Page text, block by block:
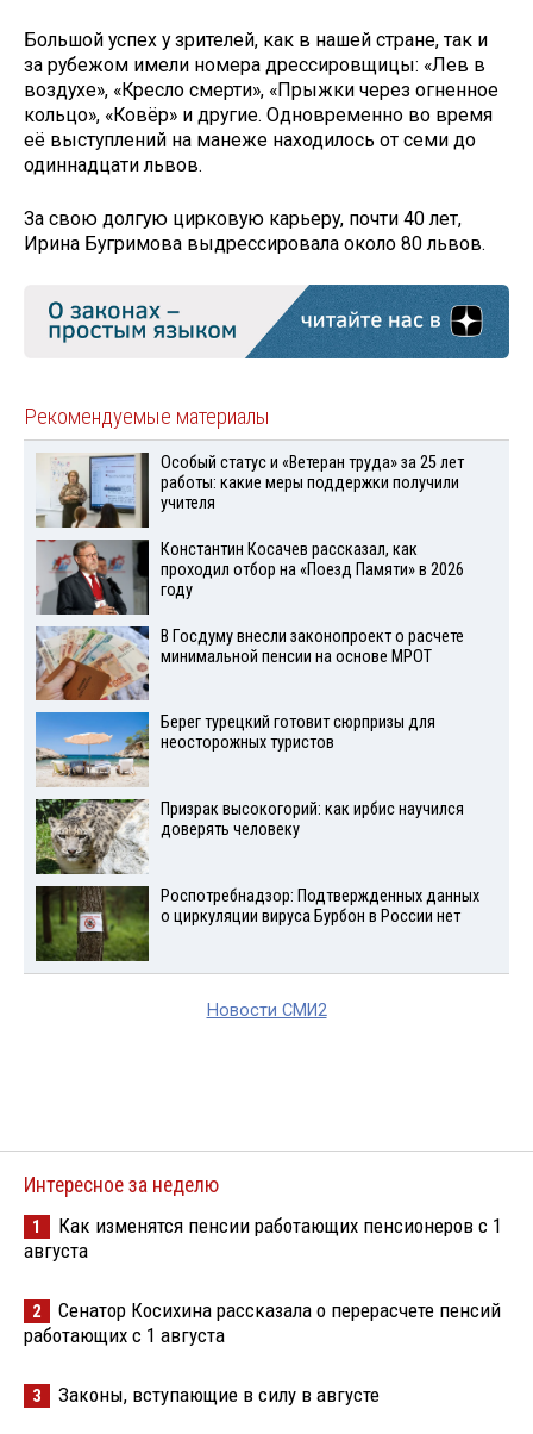
Большой успех у зрителей, как в нашей стране, так и
за рубежом имели номера дрессировщицы: «Лев в
воздухе», «Кресло смерти», «Прыжки через огненное
кольцо», «Ковёр» и другие. Одновременно во время
её выступлений на манеже находилось от семи до
одиннадцати львов.
За свою долгую цирковую карьеру, почти 40 лет,
Ирина Бугримова выдрессировала около 80 львов.
Рекомендуемые материалы
Особый статус и «Ветеран труда» за 25 лет
работы: какие меры поддержки получили
учителя
Константин Косачев рассказал, как
проходил отбор на «Поезд Памяти» в 2026
году
В Госдуму внесли законопроект о расчете
минимальной пенсии на основе МРОТ
Берег турецкий готовит сюрпризы для
неосторожных туристов
Призрак высокогорий: как ирбис научился
доверять человеку
Роспотребнадзор: Подтвержденных данных
о циркуляции вируса Бурбон в России нет
Новости СМИ2
Интересное за неделю
1
Как изменятся пенсии работающих пенсионеров с 1
августа
2
Сенатор Косихина рассказала о перерасчете пенсий
работающих с 1 августа
3 Законы, вступающие в силу в августе